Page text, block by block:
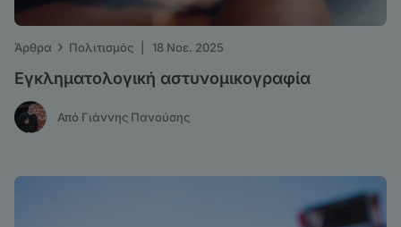
Άρθρα › Πολιτισμός 18 Νοε. 2025
Εγκληματολογική αστυνομικογραφία
Από Γιάννης Πανούσης